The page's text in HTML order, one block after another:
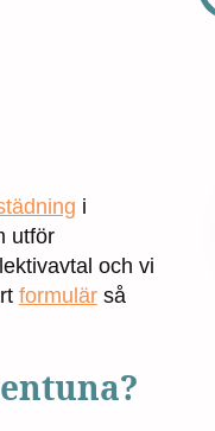
i
utför
och vi
formulärså